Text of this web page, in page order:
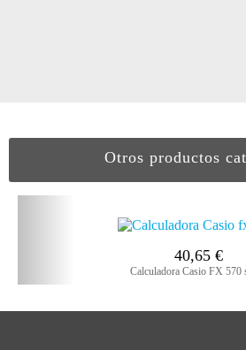
Otros productos
40,65 €
Calculadora Casio FX 570